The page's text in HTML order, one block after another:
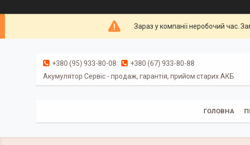
Зараз у компанії неробочий час.
+380 (95) 933-80-08
+380 (67) 933-80-88
Акумулятор Сервіс - продаж, гарантія, прийом старих АКБ
ГОЛОВНА